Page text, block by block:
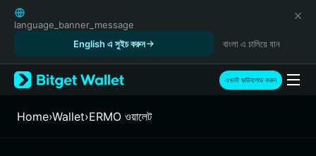
English
日本語
Русский
Español (Latinoamérica)
Türkçe
Italiano
language_banner_message
English এ সুইচ করুন
বাংলা এ চালিয়ে যান
এখনই ডাউনলোড করুন
Home›Wallet›ERMO ওয়ালেট